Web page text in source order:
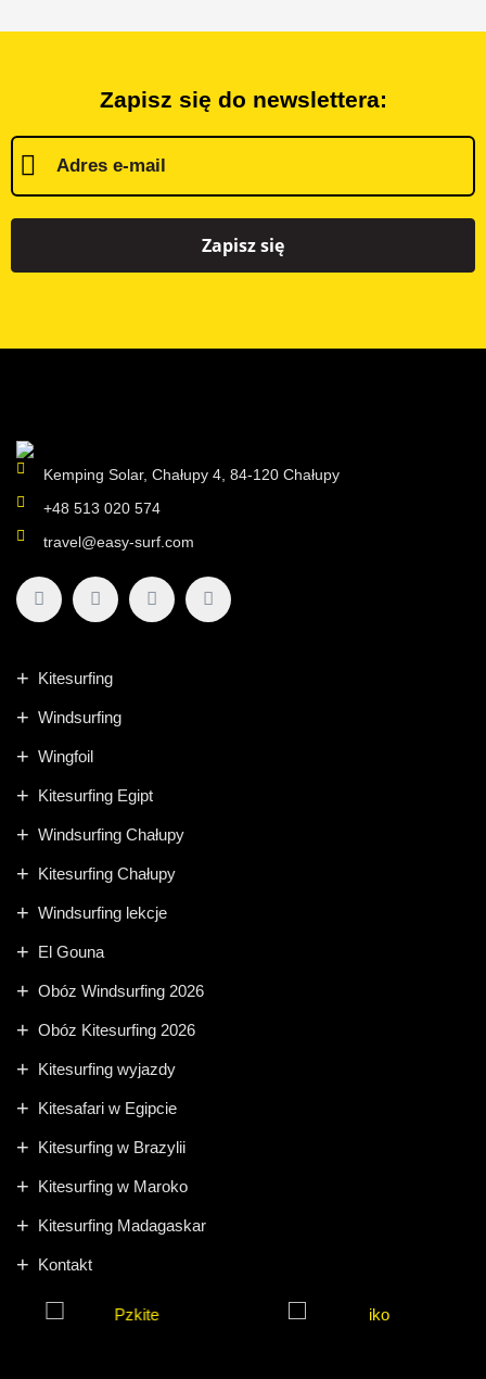
Zapisz się do newslettera:
Zapisz się
Kemping Solar, Chałupy 4, 84-120 Chałupy
+48 513 020 574
travel@easy-surf.com
Kitesurfing
Windsurfing
Wingfoil
Kitesurfing Egipt
Windsurfing Chałupy
Kitesurfing Chałupy
Windsurfing lekcje
El Gouna
Obóz Windsurfing 2026
Obóz Kitesurfing 2026
Kitesurfing wyjazdy
Kitesafari w Egipcie
Kitesurfing w Brazylii
Kitesurfing w Maroko
Kitesurfing Madagaskar
Kontakt